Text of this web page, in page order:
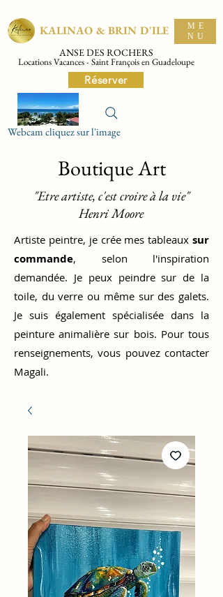
KALINAO & BRIN D'ILE
ME
NU
ANSE DES ROCHERS
Locations Vacances - Saint François en Guadeloupe
Réserver
Webcam cliquez sur l'image
Boutique Art
"Etre artiste, c'est croire à la vie"
Henri Moore
Artiste peintre, je crée mes tableaux sur
commande, selon l'inspiration
demandée. Je peux peindre sur de la
toile, du verre ou même sur des galets.
Je suis également spécialisée dans la
peinture animalière sur bois. Pour tous
renseignements, vous pouvez contacter
Magali.